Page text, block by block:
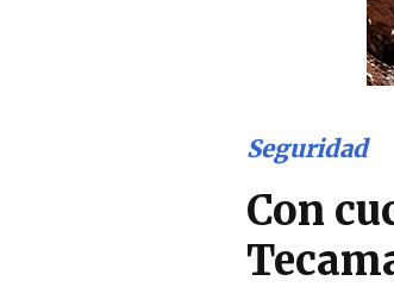
Seguridad
Con